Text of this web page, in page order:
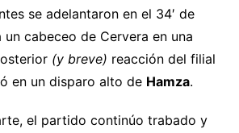
se adelantaron en el 34′ de
cabeceo de Cervera en una
(y breve) reacción del filial
en un disparo alto de Hamza.
el partido continúo trabado y